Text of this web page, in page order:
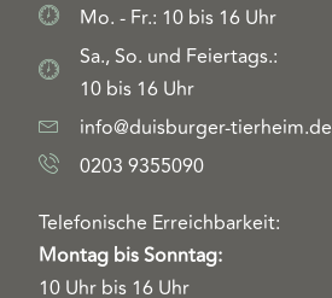
Mo. - Fr.: 10 bis 16 Uhr
Sa., So. und Feiertags.:
10 bis 16 Uhr
info@duisburger-tierheim.de
0203 9355090
Telefonische Erreichbarkeit:
Montag bis Sonntag:
10 Uhr bis 16 Uhr